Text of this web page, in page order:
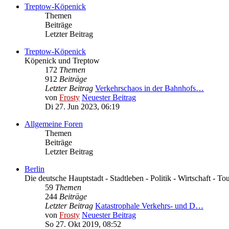
Treptow-Köpenick
Themen
Beiträge
Letzter Beitrag
Treptow-Köpenick
Köpenick und Treptow
172 Themen
912 Beiträge
Letzter Beitrag Verkehrschaos in der Bahnhofs…
von Frosty Neuester Beitrag
Di 27. Jun 2023, 06:19
Allgemeine Foren
Themen
Beiträge
Letzter Beitrag
Berlin
Die deutsche Hauptstadt - Stadtleben - Politik - Wirtschaft -
59 Themen
244 Beiträge
Letzter Beitrag Katastrophale Verkehrs- und D…
von Frosty Neuester Beitrag
So 27. Okt 2019, 08:52